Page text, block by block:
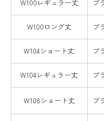
W100レギュラー丈 ブ
W100ロング丈 ブ
W104ショート丈 ブ
W104レギュラー丈 ブ
W108ショート丈 ブ